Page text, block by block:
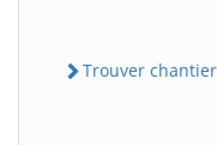
Trouver